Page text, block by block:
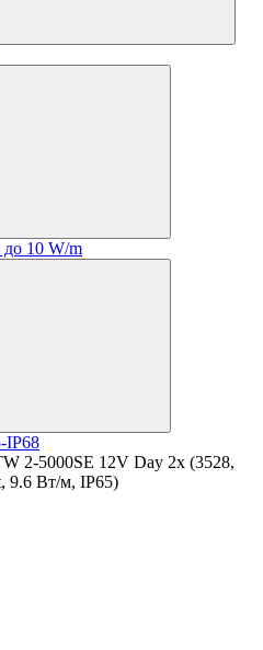
10 W/m
IP68
2-5000SE 12V Day 2x (3528,
9.6 Вт/м, IP65)